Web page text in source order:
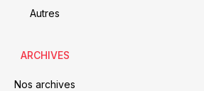
Autres
ARCHIVES
Nos archives